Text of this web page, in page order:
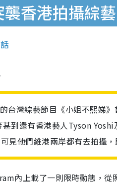
襲香港拍攝綜
台灣綜藝節目《小姐不熙娣
到還有香港藝人Tyson
見他們維港兩岸都有去拍攝
內上載了一則限時動態，